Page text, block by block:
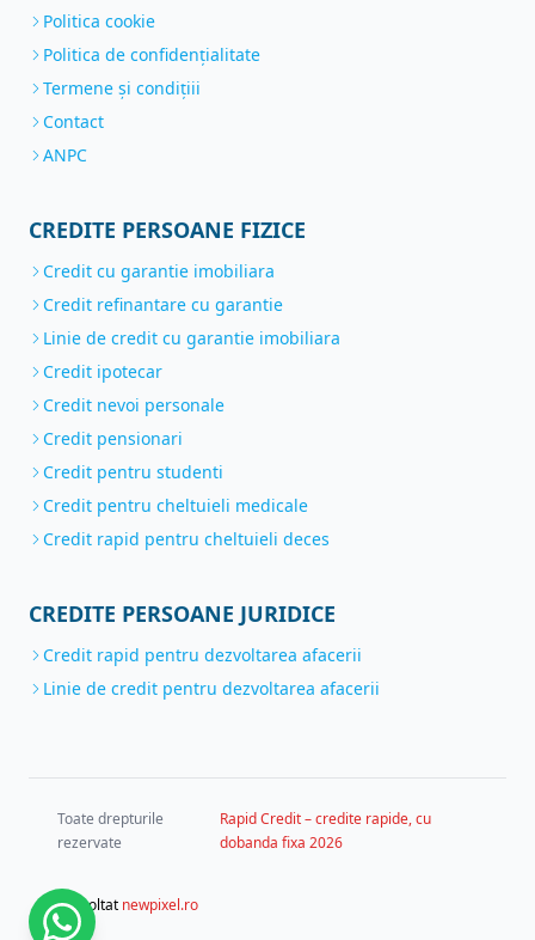
Politica cookie
Politica de confidențialitate
Termene și condițiii
Contact
ANPC
CREDITE PERSOANE FIZICE
Credit cu garantie imobiliara
Credit refinantare cu garantie
Linie de credit cu garantie imobiliara
Credit ipotecar
Credit nevoi personale
Credit pensionari
Credit pentru studenti
Credit pentru cheltuieli medicale
Credit rapid pentru cheltuieli deces
CREDITE PERSOANE JURIDICE
Credit rapid pentru dezvoltarea afacerii
Linie de credit pentru dezvoltarea afacerii
Toate drepturile
rezervate
Rapid Credit – credite rapide, cu
dobanda fixa 2026
dezvoltat newpixel.ro